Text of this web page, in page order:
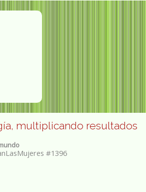
multiplicando resultados
#1396